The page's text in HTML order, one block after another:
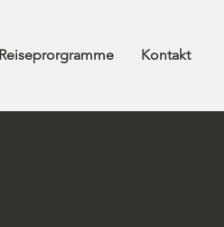
Kontakt